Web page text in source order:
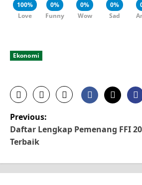
100%
Love
0%
Funny
0%
Wow
0%
Sad
Ekonomi
P
o
s
Previous:
Daftar Lengkap Pemenang FFI
Terbaik